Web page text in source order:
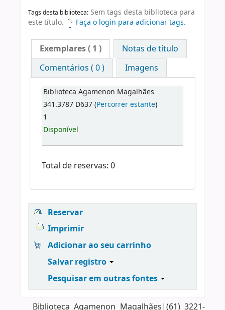
Tags desta biblioteca: Sem tags desta biblioteca para
este título.
Faça o login para adicionar tags.
Exemplares( 1 )
Notas de título
Comentários ( 0 )
Imagens
Biblioteca Agamenon Magalhães
341.3787 D637 (Percorrer estante)
1
Disponível
Total de reservas: 0
Reservar
Imprimir
Adicionar ao seu carrinho
Salvar registro
Pesquisar em outras fontes
Biblioteca Agamenon Magalhães|(61) 3221-